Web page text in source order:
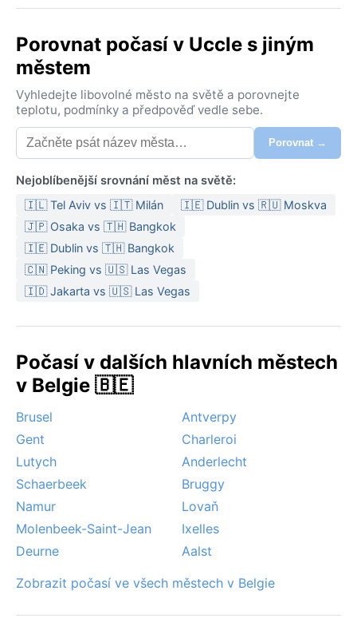
Porovnat počasí v Uccle s jiným
městem
Vyhledejte libovolné město na světě a porovnejte
teplotu, podmínky a předpověď vedle sebe.
Porovnat →
Nejoblíbenější srovnání měst na světě:
🇮🇱 Tel Aviv vs 🇮🇹 Milán
🇮🇪 Dublin vs 🇷🇺 Moskva
🇯🇵 Osaka vs 🇹🇭 Bangkok
🇮🇪 Dublin vs 🇹🇭 Bangkok
🇨🇳 Peking vs 🇺🇸 Las Vegas
🇮🇩 Jakarta vs 🇺🇸 Las Vegas
Počasí v dalších hlavních městech
v Belgie 🇧🇪
Brusel
Antverpy
Gent
Charleroi
Lutych
Anderlecht
Schaerbeek
Bruggy
Namur
Lovaň
Molenbeek-Saint-Jean
Ixelles
Deurne
Aalst
Zobrazit počasí ve všech městech v Belgie